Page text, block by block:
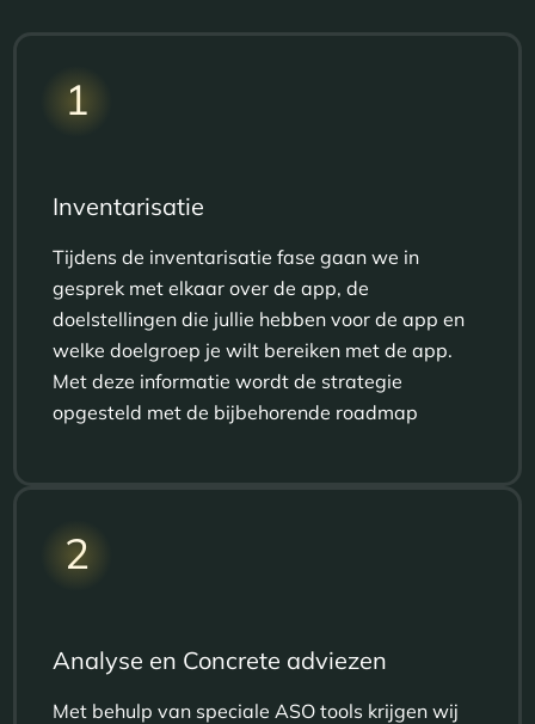
1
Inventarisatie
Tijdens de inventarisatie fase gaan we in
gesprek met elkaar over de app, de
doelstellingen die jullie hebben voor de app en
welke doelgroep je wilt bereiken met de app.
Met deze informatie wordt de strategie
opgesteld met de bijbehorende roadmap
2
Analyse en Concrete adviezen
Met behulp van speciale ASO tools krijgen wij